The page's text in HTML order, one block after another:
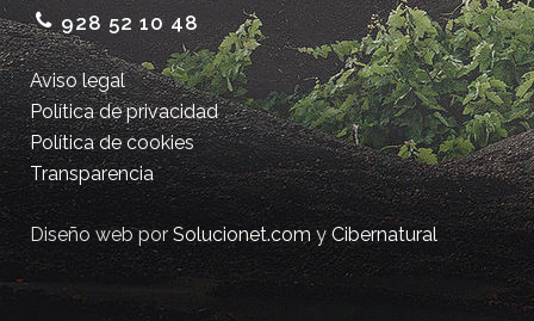
928 52 10 48
Aviso legal
Política de privacidad
Política de cookies
Transparencia
Diseño web porSolucionet.comyCibernatural